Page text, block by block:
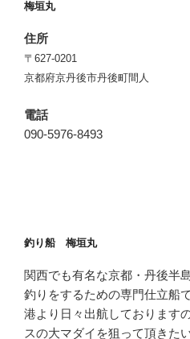
梅垣丸
住所
〒627-0201
京都府京丹後市丹後町間人
電話
090-5976-8493
釣り船 梅垣丸
関西でも有名な京都・丹後半
釣りをするための専門仕立船
港より日々出航しております
スの大マダイを狙って頂きた